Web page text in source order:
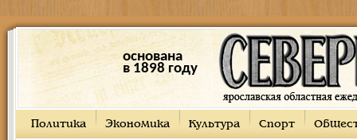
основана
в 1898 году
Политика Экономика Культура Спорт